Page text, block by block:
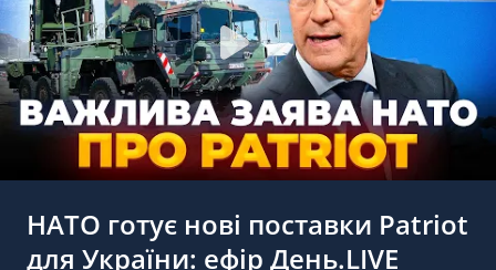
НАТО готує нові поставки Patriot
для України: ефір День.LIVE